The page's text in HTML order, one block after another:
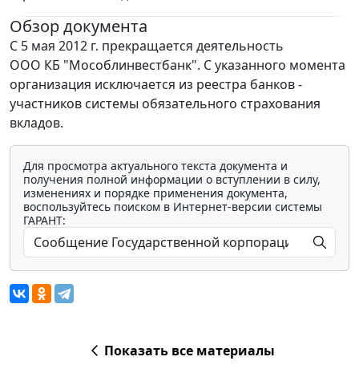
Обзор документа
С 5 мая 2012 г. прекращается деятельность
ООО КБ "Мособлинвестбанк". С указанного момента
организация исключается из реестра банков -
участников системы обязательного страхования
вкладов.
Для просмотра актуального текста документа и
получения полной информации о вступлении в силу,
изменениях и порядке применения документа,
воспользуйтесь поиском в Интернет-версии системы
ГАРАНТ:
Показать все материалы